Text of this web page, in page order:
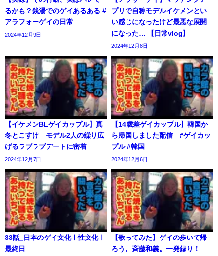
るかも？銭湯でのゲイあるある #
アラフォーゲイの日常
2024年12月9日
プリで自称モデルイケメンとい
い感じになったけど最悪な展開
になった… 【日常vlog】
2024年12月8日
【イケメンBLゲイカップル】真
冬とこすけ モデル2人の繰り広
げるラブラブデートに密着
2024年12月7日
【14歳差ゲイカップル】韓国か
ら帰国しました配信 #ゲイカッ
プル #韓国
2024年12月6日
33話_日本のゲイ文化ㅣ性文化ㅣ
最終日
【歌ってみた】ゲイの歩いて帰
ろう。斉藤和義。一発録り！